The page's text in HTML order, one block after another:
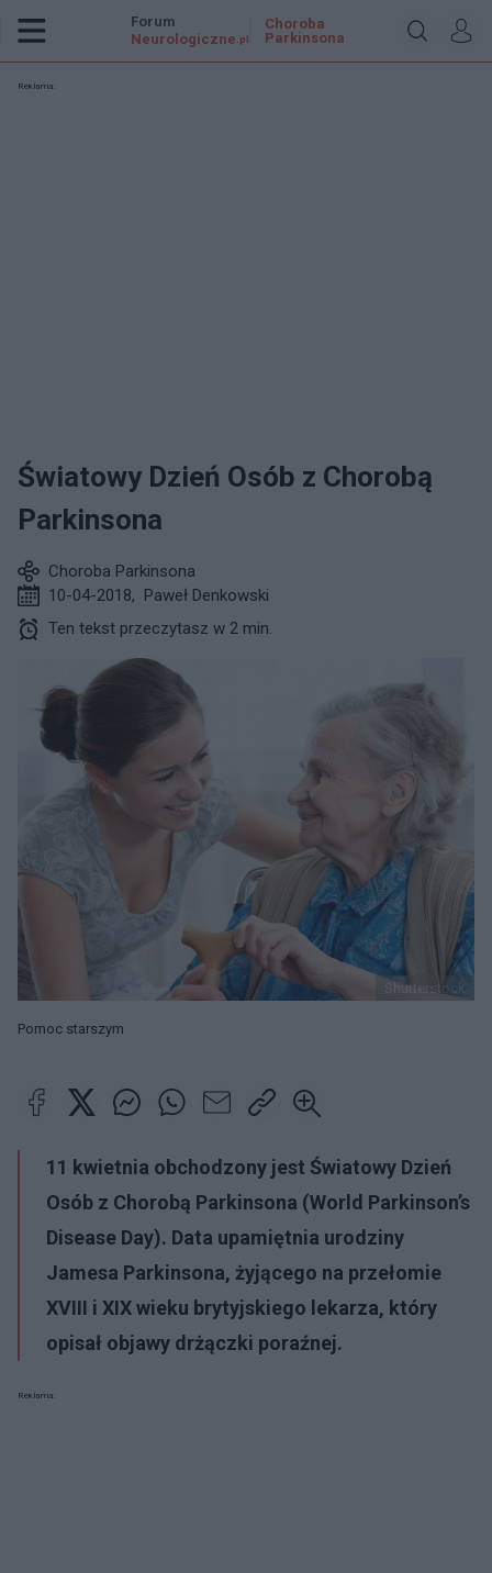
Forum
Neurologiczne .pl
Choroba
Parkinsona
Reklama:
Światowy Dzień Osób z Chorobą
Parkinsona
Choroba Parkinsona
10-04-2018, Paweł Denkowski
Ten tekst przeczytasz w 2 min.
Shutterstock
Pomoc starszym
11 kwietnia obchodzony jest Światowy Dzień
Osób z Chorobą Parkinsona (World Parkinson’s
Disease Day). Data upamiętnia urodziny
Jamesa Parkinsona, żyjącego na przełomie
XVIII i XIX wieku brytyjskiego lekarza, który
opisał objawy drżączki poraźnej.
Reklama: